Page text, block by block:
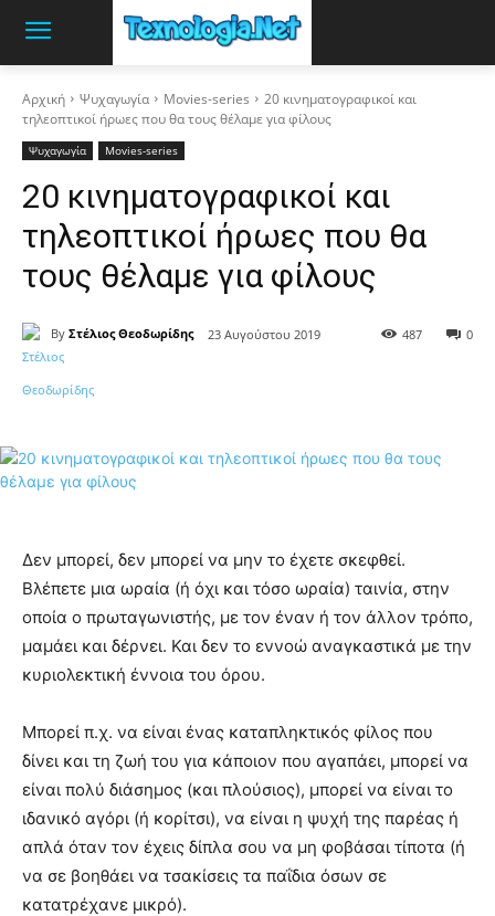
Αρχική Ψυχαγωγία Movies-series
20 κινηματογραφικοί και
τηλεοπτικοί ήρωες που θα τους θέλαμε για φίλους
Ψυχαγωγία Movies-series
20 κινηματογραφικοί και
τηλεοπτικοί ήρωες που θα
τους θέλαμε για φίλους
By Στέλιος Θεοδωρίδης 23 Αυγούστου 2019 0
487
Δεν μπορεί, δεν μπορεί να μην το έχετε σκεφθεί.
Βλέπετε μια ωραία (ή όχι και τόσο ωραία) ταινία, στην
οποία ο πρωταγωνιστής, με τον έναν ή τον άλλον τρόπο,
μαμάει και δέρνει. Και δεν το εννοώ αναγκαστικά με την
κυριολεκτική έννοια του όρου.
Μπορεί π.χ. να είναι ένας καταπληκτικός φίλος που
δίνει και τη ζωή του για κάποιον που αγαπάει, μπορεί να
είναι πολύ διάσημος (και πλούσιος), μπορεί να είναι το
ιδανικό αγόρι (ή κορίτσι), να είναι η ψυχή της παρέας ή
απλά όταν τον έχεις δίπλα σου να μη φοβάσαι τίποτα (ή
να σε βοηθάει να τσακίσεις τα παΐδια όσων σε
κατατρέχανε μικρό).